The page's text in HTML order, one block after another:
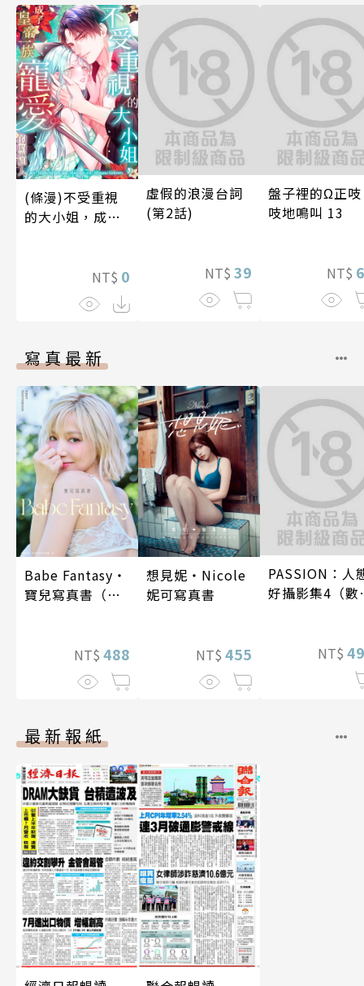
(條漫)不受重視
的大小姐，成了
NT$ 0
虛假的浪漫台詞
(第2話)
NT$ 39
盤子裡的Ω正吱
吱地鳴叫 13
NT$
寫真最新
Babe Fantasy‧
寶兒寫真書（加
NT$ 488
想見妮‧Nicole
妮可寫真書
NT$ 455
PASSION：人
好攝影集4（數
NT$
最新報紙